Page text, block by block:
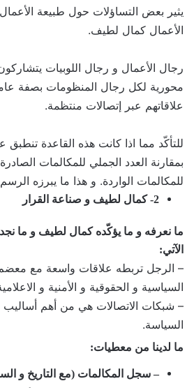
يثير بعض التساؤلات حول طبيعة
الأعمال كمال لطيف.
رجال الأعمال و رجال اللوبيات
محورية لكل رجال المنظومات بصفة
علاقاتهم عبر إتصالات منتظمة.
للتأكّد مما اذا كانت هذه القاعدة
بمقارنة العدد الجملي للمكالمات
للمكالمات الواردة. و هذا ما يبرزه الرسم
2- كمال لطيف و صناعة القرار
ما نعرفه و ما يؤكّده كمال لطيف و ما
الآتي:
– الرجل تربطه علاقات واسعة مع
السياسية و الحقوقية و الأمنية و
– شبكات الاتصالات هي من أهم
السياسة.
ما لدينا من معطيات:
– سجل المكالمات (مع التاريخ و